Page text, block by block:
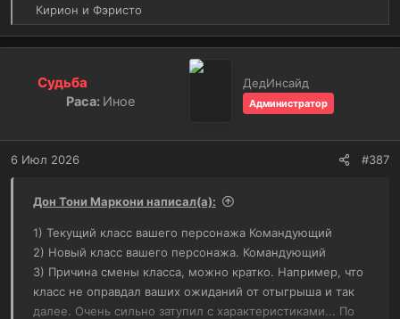
Р
е
ц
Кирион и Фэристо
Судьба
Раса: Иное
ДедИнсайд
Администратор
6 Июл 2026 #387
Дон Тони Маркони написал(а):
1) Текущий класс вашего персонажа Командующий
2) Новый класс вашего персонажа. Командующий
3) Причина смены класса, можно кратко. Например, что
класс не оправдал ваших ожиданий от отыгрыша и так
далее. Очень сильно затупил с характеристиками... По